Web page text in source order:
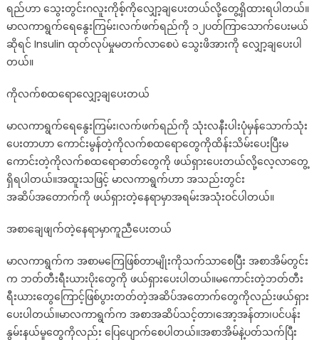
င့္
ဒါေ
တြ
ေ
င္း
နို
ပါ
တယ္
ရည်ဟာ သွေးတွင်းဂလူးကိုစ့်ကိုလျှော့ချပေးတယ်လို့တွေ့ရှိထားရပါတယ်။
မာလကာရွက်ရေနွေးကြမ်း၊လက်ဖက်ရည်ကို ၁၂ပတ်ကြာသောက်ပေးမယ်
ဆိုရင် Insulin ထုတ်လုပ်မှုမတက်လာစေပဲ သွေးဖိအားကို လျှော့ချပေးပါ
တယ်။
ကိုလက်စထရောလျှော့ချပေးတယ်
မာလကာရွက်ရေနွေးကြမ်း၊လက်ဖက်ရည်ကို သုံးလနီးပါးပုံမှန်သောက်သုံး
ပေးတာဟာ ကောင်းမွန်တဲ့ကိုလက်စထရောတွေကိုထိန်းသိမ်းပေးပြီးမ
ကောင်းတဲ့ကိုလက်စထရောဓာတ်တွေကို ဖယ်ရှားပေးတယ်လို့လေ့လာတွေ့
ရှိရပါတယ်။အထူးသဖြင့် မာလကာရွက်ဟာ အသည်းတွင်း
အဆိပ်အတောက်ကို ဖယ်ရှားတဲ့နေရာမှာအရမ်းအသုံးဝင်ပါတယ်။
အစာချေဖျက်တဲ့နေရာမှာကူညီပေးတယ်
မာလကာရွက်က အစာမကြေဖြစ်တာမျိုးကိုသက်သာစေပြီး အစာအိမ်တွင်း
က ဘတ်တီးရီးယားပိုးတွေကို ဖယ်ရှားပေးပါတယ်။မကောင်းတဲ့ဘတ်တီး
ရီးယားတွေကြောင့်ဖြစ်ပွားတတ်တဲ့အဆိပ်အတောက်တွေကိုလည်းဖယ်ရှား
ပေးပါတယ်။မာလကာရွက်က အစာအဆိပ်သင့်တာ၊အော့အန်တာ၊ပင်ပန်း
နွမ်းနယ်မှုတွေကိုလည်း ပြေပျောက်စေပါတယ်။အစာအိမ်နဲ့ပတ်သက်ပြီး